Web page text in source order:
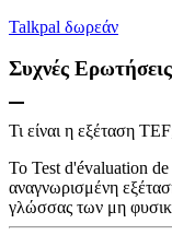
Talkpal δωρεάν
Συχνές Ερωτήσεις
Τι είναι η εξέταση
Το Test d'évaluation de
αναγνωρισμένη
γλώσσας των μη